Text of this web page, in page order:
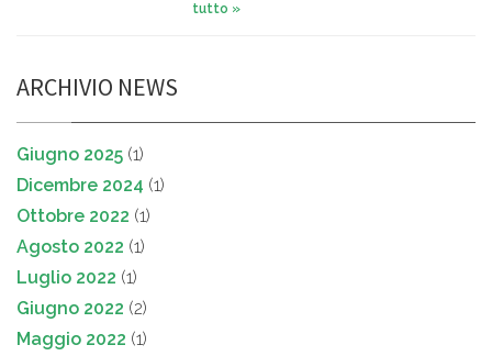
tutto »
ARCHIVIO NEWS
Giugno 2025 (1)
Dicembre 2024 (1)
Ottobre 2022 (1)
Agosto 2022 (1)
Luglio 2022 (1)
Giugno 2022 (2)
Maggio 2022 (1)